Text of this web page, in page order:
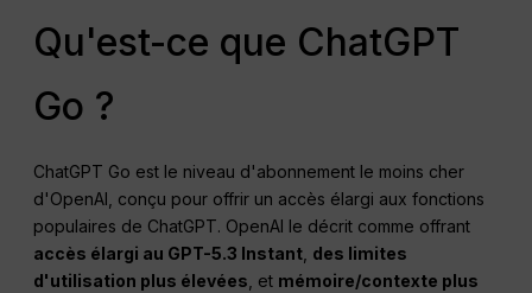
Qu'est-ce que ChatGPT
Go ?
ChatGPT Go est le niveau d'abonnement le moins cher
d'OpenAI, conçu pour offrir un accès élargi aux fonctions
populaires de ChatGPT. OpenAI le décrit comme offrant
accès élargi au GPT-5.3 Instant des limites
d'utilisation plus élevées , et mémoire/contexte plus